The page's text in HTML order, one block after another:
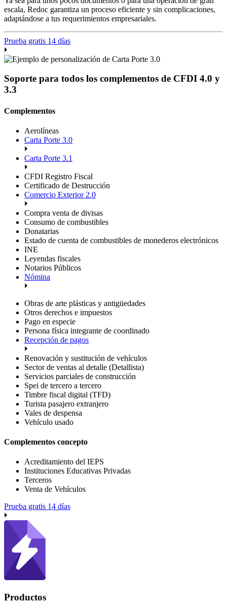
escala, Redoc garantiza un proceso eficiente y sin complicaciones,
adaptándose a tus requerimientos empresariales.
Prueba gratis 14 días
Soporte para todos los complementos de CFDI 4.0 y
3.3
Complementos
Aerolíneas
Carta Porte 3.0
Carta Porte 3.1
CFDI Registro Fiscal
Certificado de Destrucción
Comercio Exterior 2.0
Compra venta de divisas
Consumo de combustibles
Donatarias
Estado de cuenta de combustibles de monederos electrónicos
INE
Leyendas fiscales
Notarios Públicos
Nómina
Obras de arte plásticas y antigüedades
Otros derechos e impuestos
Pago en especie
Persona física integrante de coordinado
Recepción de pagos
Renovación y sustitución de vehículos
Sector de ventas al detalle (Detallista)
Servicios parciales de construcción
Spei de tercero a tercero
Timbre fiscal digital (TFD)
Turista pasajero extranjero
Vales de despensa
Vehículo usado
Complementos concepto
Acreditamiento del IEPS
Instituciones Educativas Privadas
Terceros
Venta de Vehículos
Prueba gratis 14 días
Productos